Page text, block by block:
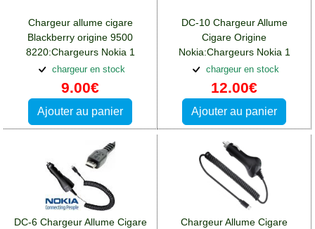
Chargeur allume cigare
Blackberry origine 9500
8220:Chargeurs Nokia 1
chargeur en stock
9.00€
Ajouter au panier
DC-10 Chargeur Allume
Cigare Origine
Nokia:Chargeurs Nokia 1
chargeur en stock
12.00€
Ajouter au panier
DC-6 Chargeur Allume Cigare
Chargeur Allume Cigare